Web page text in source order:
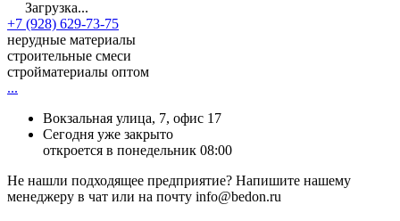
Загрузка...
+7 (928) 629-73-75
нерудные материалы
строительные смеси
стройматериалы оптом
...
Вокзальная улица, 7, офис 17
Сегодня уже закрыто
откроется в понедельник 08:00
Не нашли подходящее предприятие? Напишите нашему
менеджеру в чат или на почту info@bedon.ru